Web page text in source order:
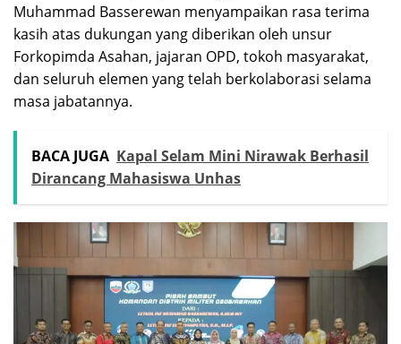
Muhammad Basserewan menyampaikan rasa terima
kasih atas dukungan yang diberikan oleh unsur
Forkopimda Asahan, jajaran OPD, tokoh masyarakat,
dan seluruh elemen yang telah berkolaborasi selama
masa jabatannya.
BACA JUGA Kapal Selam Mini Nirawak Berhasil
Dirancang Mahasiswa Unhas